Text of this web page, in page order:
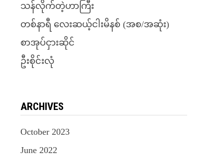
သန်လိုက်တဲ့ဟာကြီး
တစ်နာရီ လေးဆယ့်ငါးမိနစ် (အစ/အဆုံး)
စာအုပ်ငှားဆိုင်
ဦးစိုင်းလုံ
ARCHIVES
October 2023
June 2022